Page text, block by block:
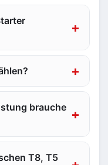
brauche
T8, T5